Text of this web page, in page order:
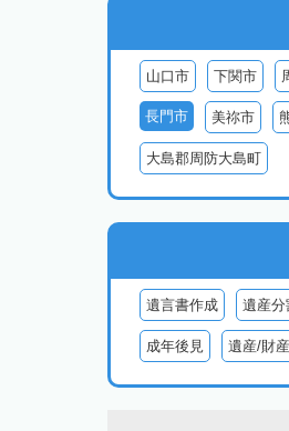
山口市 下関市
長門市 美祢市
大島郡周防大島町
遺言書作成 遺産分
成年後見 遺産/財